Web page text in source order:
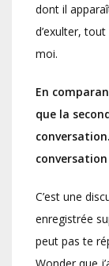
dont il
d’exulter,
moi.
En
que la
C’est une
enregistrée
peut pas te
Wonder que